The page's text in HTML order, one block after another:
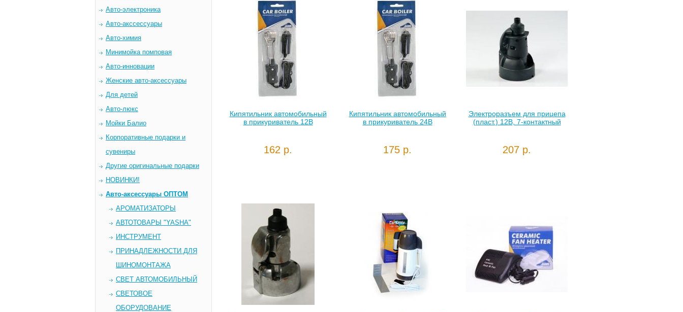
Авто-электроника
Авто-акссессуары
Авто-химия
Минимойка помповая
Авто-инновации
Женские авто-аксессуары
Для детей
Авто-люкс
Мойки Балио
Корпоративные подарки и
сувениры
Другие оригинальные подарки
НОВИНКИ!
Авто-аксессуары ОПТОМ
AРОМАТИЗАТОРЫ
АВТОТОВАРЫ "YASHA"
ИНСТРУМЕНТ
ПРИНАДЛЕЖНОСТИ ДЛЯ
ШИНОМОНТАЖА
СВЕТ АВТОМОБИЛЬНЫЙ
СВЕТОВОЕ
ОБОРУДОВАНИЕ
Кипятильник автомобильный
в прикуриватель 12В
162 р.
Кипятильник автомобильный
в прикуриватель 24В
175 р.
Электроразъем для прицепа
(пласт.) 12В, 7-контактный
207 р.